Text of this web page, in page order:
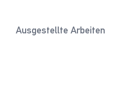
Ausgestellte Arbeiten